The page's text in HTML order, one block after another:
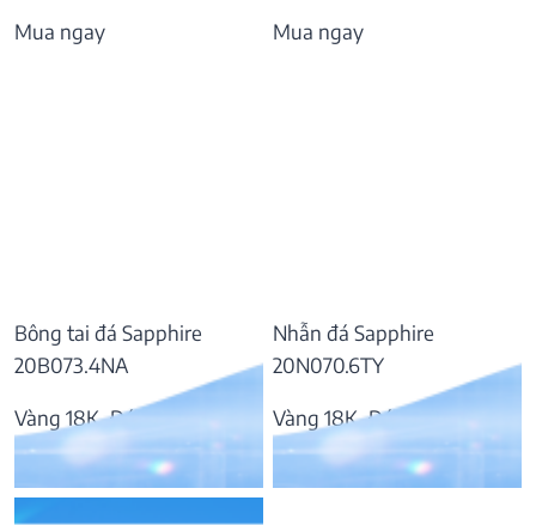
Mua ngay
Bông tai đá Sapphire
20B073.4NA
Vàng 18K, Đá Sapphire
37.809.000₫
Mua ngay
Nhẫn đá Sapphire
20N070.6TY
Vàng 18K, Đá Sapphire
55.797.000₫